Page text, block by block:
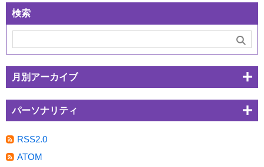
検索
月別アーカイブ
パーソナリティ
RSS2.0
ATOM